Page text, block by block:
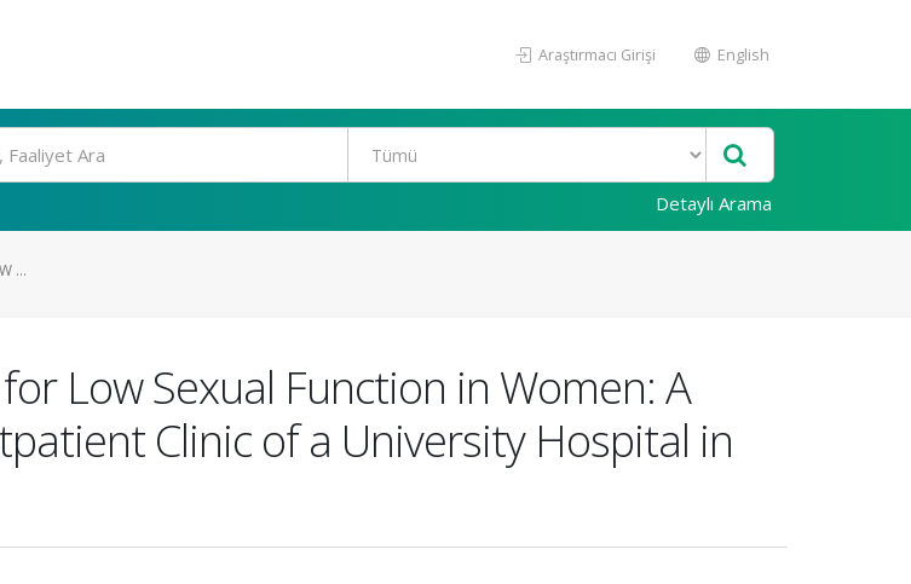
Araştırmacı Girişi English
Detaylı Arama
...
Low Sexual Function in Women: A
Clinic of a University Hospital in